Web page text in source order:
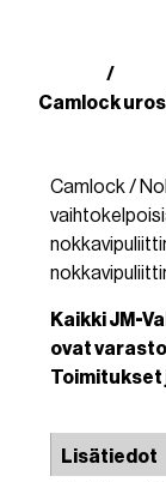
/
Camlock
Camlock /
Kaikki JM-
ovat
Toimitukset
Lisätiedot